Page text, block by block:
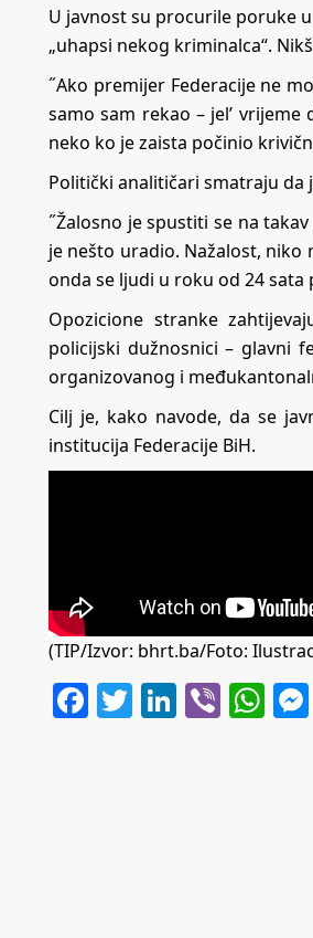
U javnost su procurile poruke
„uhapsi nekog kriminalca“.
˝Ako premijer Federacije ne
samo sam rekao – jel’ vrijeme
neko ko je zaista počinio
Politički analitičari smatraju
˝Žalosno je spustiti se na
je nešto uradio. Nažalost, niko
onda se ljudi u roku od 24
Opozicione stranke
policijski dužnosnici – glavni
organizovanog i
Cilj je, kako navode, da se
institucija Federacije BiH.
(TIP/Izvor: bhrt.ba/Foto:
Facebook
TwitterViber